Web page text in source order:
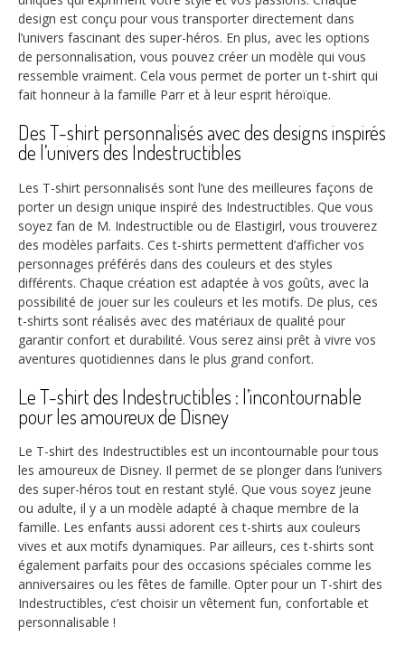
design est conçu pour vous transporter directement dans
l’univers fascinant des super-héros. En plus, avec les options
de personnalisation, vous pouvez créer un modèle qui vous
ressemble vraiment. Cela vous permet de porter un t-shirt qui
fait honneur à la famille Parr et à leur esprit héroïque.
Des T-shirt personnalisés avec des designs inspirés
de l’univers des Indestructibles
Les T-shirt personnalisés sont l’une des meilleures façons de
porter un design unique inspiré des Indestructibles. Que vous
soyez fan de M. Indestructible ou de Elastigirl, vous trouverez
des modèles parfaits. Ces t-shirts permettent d’afficher vos
personnages préférés dans des couleurs et des styles
différents. Chaque création est adaptée à vos goûts, avec la
possibilité de jouer sur les couleurs et les motifs. De plus, ces
t-shirts sont réalisés avec des matériaux de qualité pour
garantir confort et durabilité. Vous serez ainsi prêt à vivre vos
aventures quotidiennes dans le plus grand confort.
Le T-shirt des Indestructibles : l’incontournable
pour les amoureux de Disney
Le T-shirt des Indestructibles est un incontournable pour tous
les amoureux de Disney. Il permet de se plonger dans l’univers
des super-héros tout en restant stylé. Que vous soyez jeune
ou adulte, il y a un modèle adapté à chaque membre de la
famille. Les enfants aussi adorent ces t-shirts aux couleurs
vives et aux motifs dynamiques. Par ailleurs, ces t-shirts sont
également parfaits pour des occasions spéciales comme les
anniversaires ou les fêtes de famille. Opter pour un T-shirt des
Indestructibles, c’est choisir un vêtement fun, confortable et
personnalisable !